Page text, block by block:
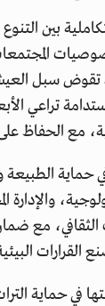
بين التنوع
سبل
تراعي
مع الحفاظ على
حماية
والإدارة
الثقافي، مع
القرارات
في حماية